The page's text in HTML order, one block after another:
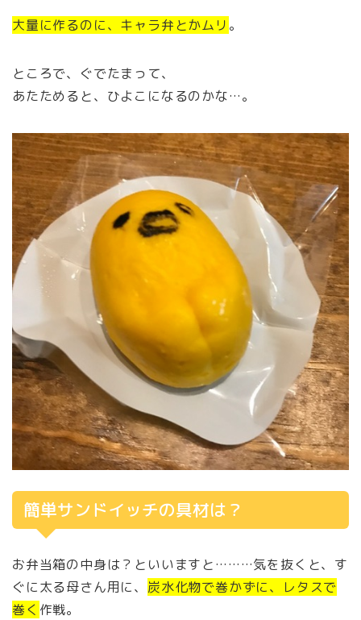
大量に作るのに、キャラ弁とかムリ 。
ところで、ぐでたまって、
あたためると、ひよこになるのかな…。
簡単サンドイッチの具材は？
お弁当箱の中身は？といいますと………気を抜くと、す
ぐに太る母さん用に、 炭水化物で巻かずに、レタスで
巻く 作戦。